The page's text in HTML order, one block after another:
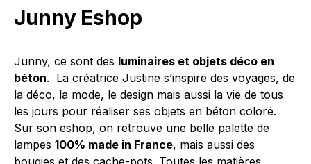
Junny Eshop
Junny, ce sont des luminaires et objets déco en
béton. La créatrice Justine s’inspire des voyages, de
la déco, la mode, le design mais aussi la vie de tous
les jours pour réaliser ses objets en béton coloré.
Sur son eshop, on retrouve une belle palette de
lampes 100% made in France, mais aussi des